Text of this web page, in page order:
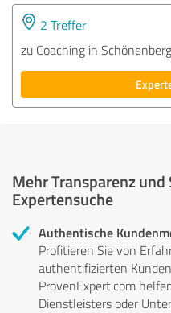
2 Treffer
zu Coaching in
Mehr Transparenz
Expertensuche
Authentische
Profitieren Sie von
authentifizierten
ProvenExpert.com
Dienstleisters oder